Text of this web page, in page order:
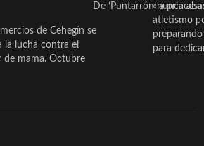
de Cehegín se
la lucha contra el
de mama. Octubre
De ‘Puntarrón’ a«nunca
atletismo
para